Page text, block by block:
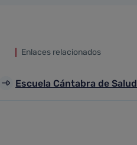
Enlaces relacionados
Escuela Cántabra de Salud